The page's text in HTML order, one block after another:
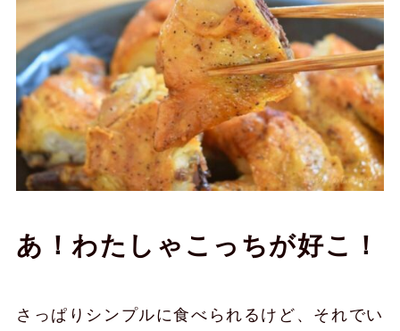
あ！わたしゃこっちが好こ！
さっぱりシンプルに食べられるけど、それでい